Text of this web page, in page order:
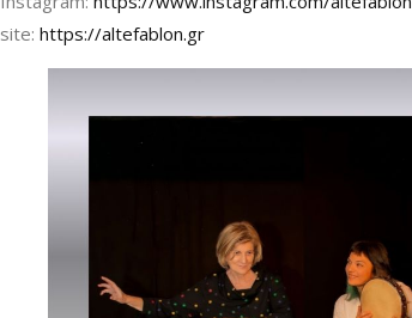
site: https://altefablon.gr